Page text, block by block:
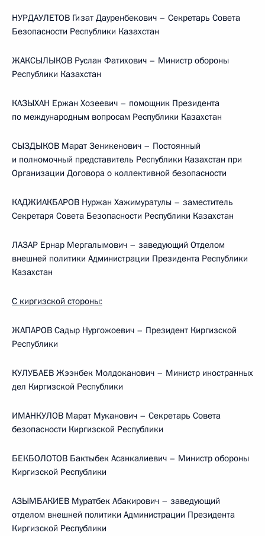
НУРДАУЛЕТОВ Гизат Дауренбекович – Секретарь Совета
Безопасности Республики Казахстан
ЖАКСЫЛЫКОВ Руслан Фатихович – Министр обороны
Республики Казахстан
КАЗЫХАН Ержан Хозеевич – помощник Президента
по международным вопросам Республики Казахстан
СЫЗДЫКОВ Марат Зеникенович – Постоянный
и полномочный представитель Республики Казахстан при
Организации Договора о коллективной безопасности
КАДЖИАКБАРОВ Нуржан Хажимуратулы – заместитель
Секретаря Совета Безопасности Республики Казахстан
ЛАЗАР Ернар Мергалымович – заведующий Отделом
внешней политики Администрации Президента Республики
Казахстан
С киргизской стороны:
ЖАПАРОВ Садыр Нургожоевич – Президент Киргизской
Республики
КУЛУБАЕВ Жээнбек Молдоканович – Министр иностранных
дел Киргизской Республики
ИМАНКУЛОВ Марат Муканович – Секретарь Совета
безопасности Киргизской Республики
БЕКБОЛОТОВ Бактыбек Асанкалиевич – Министр обороны
Киргизской Республики
АЗЫМБАКИЕВ Муратбек Абакирович – заведующий
отделом внешней политики Администрации Президента
Киргизской Республики